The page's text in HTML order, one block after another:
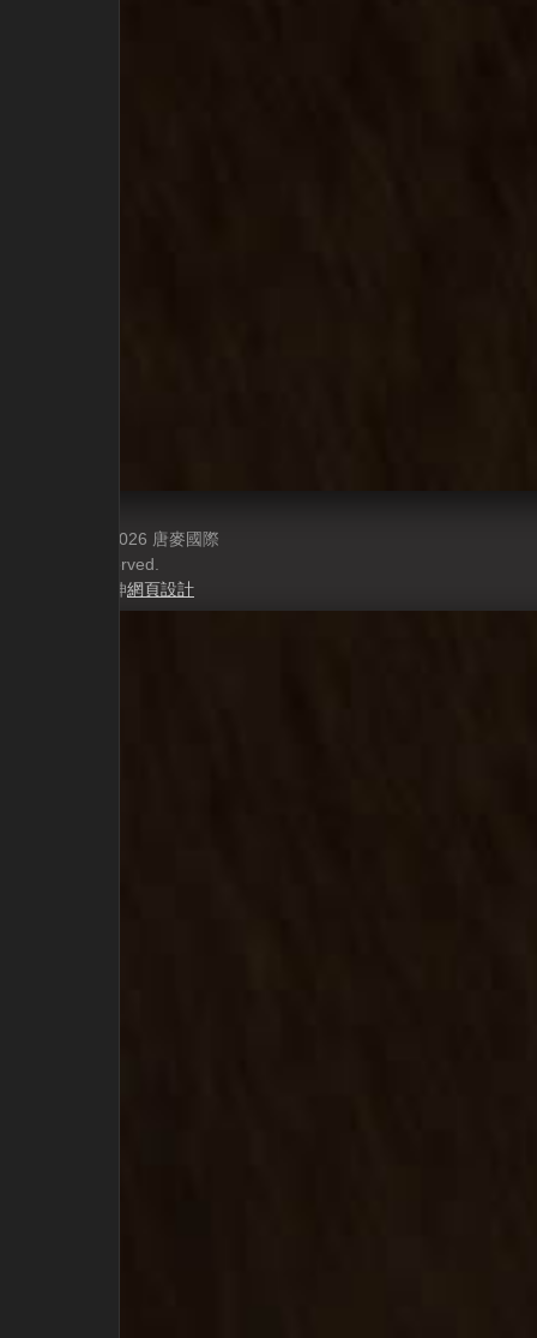
copyright © 2026 唐麥國際
All rights reserved.
Power by 元伸網頁設計